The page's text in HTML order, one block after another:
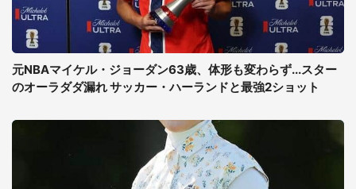
元NBAマイケル・ジョーダン63歳、体形も変わらず...スター
のオーラダダ漏れ サッカー・ハーランドと最強2ショット